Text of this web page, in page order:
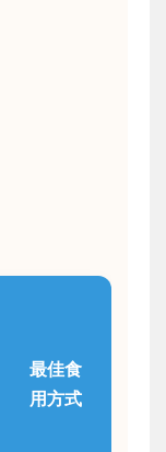
最佳食
用方式